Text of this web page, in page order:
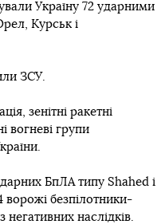
Україну 72 ударними
Курськ і
ЗСУ.
зенітні ракетні
вогневі групи
БпЛА типу Shahed і
ворожі безпілотники-
негативних наслідків.